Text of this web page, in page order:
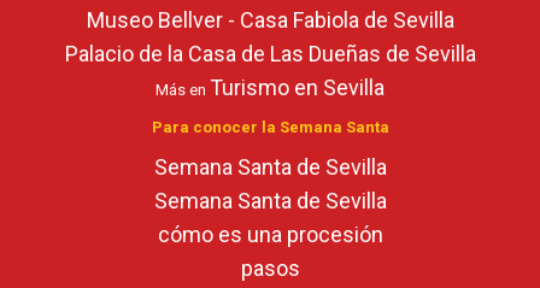
Museo Bellver - Casa Fabiola de Sevilla
Palacio de la Casa de Las Dueñas de Sevilla
Más en Turismo en Sevilla
Para conocer la Semana Santa
Semana Santa de Sevilla
Semana Santa de Sevilla
cómo es una procesión
pasos